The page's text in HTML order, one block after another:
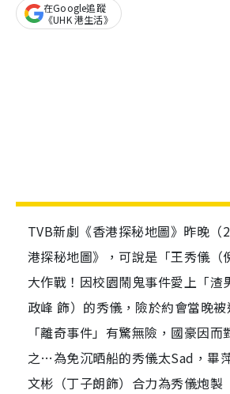
在Google追蹤
《UHK 港生活》
TVB新劇《香港探秘地圖》昨晚（
港探秘地圖》，可說是「王秀儀（
大作戰！因校園鬧鬼事件愛上「渣
政峰 飾）的秀儀，險於約會當晚
「離奇事件」有驚無險，國豪因
之…為免沉晒船的秀儀太Sad，畢
文彬（丁子朗飾）合力為秀儀炮製